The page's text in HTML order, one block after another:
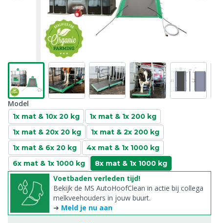
Model
1x mat & 10x 20 kg
1x mat & 1x 200 kg
1x mat & 20x 20 kg
1x mat & 2x 200 kg
1x mat & 6x 20 kg
4x mat & 1x 1000 kg
6x mat & 1x 1000 kg
8x mat & 1x 1000 kg
Voetbaden verleden tijd!
Bekijk de MS AutoHoofClean in actie bij collega
melkveehouders in jouw buurt.
➜ Meld je nu aan